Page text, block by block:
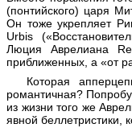
(понтийского) царя
Он тоже укрепляет
Urbis
Люция Аврелиана
приближенных, а «от
Которая
романтичная?
из жизни того же
явной беллетристики,